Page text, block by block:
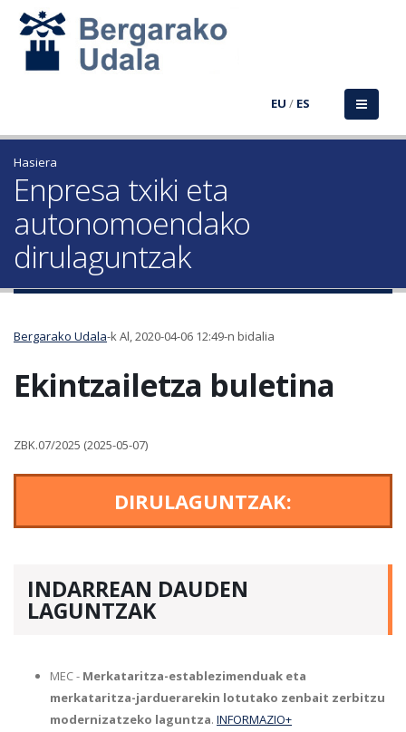
EU / ES
Hasiera
Enpresa txiki eta
autonomoendako
dirulaguntzak
Bergarako Udala-k Al, 2020-04-06 12:49-n bidalia
Ekintzailetza buletina
ZBK.07/2025 (2025-05-07)
DIRULAGUNTZAK:
INDARREAN DAUDEN
LAGUNTZAK
MEC - Merkataritza-establezimenduak eta
merkataritza-jarduerarekin lotutako zenbait zerbitzu
modernizatzeko laguntza. INFORMAZIO+